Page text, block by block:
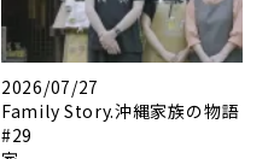
2026/07/27
Family Story.沖縄家族の物語
#29